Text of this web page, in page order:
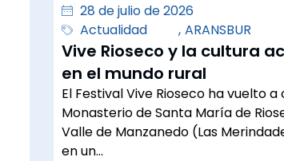
28 de julio de 2026
Actualidad
, ARANSBUR
Vive Rioseco y la cultura
en el mundo rural
El Festival Vive Rioseco ha vuelto
Monasterio de Santa María de
Valle de Manzanedo (Las
en un…